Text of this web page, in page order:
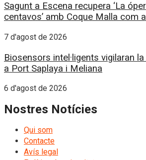
Sagunt a Escena recupera ‘La
centavos’ amb Coque Malla com
7 d'agost de 2026
Biosensors intel·ligents vigilaran la
a Port Saplaya i Meliana
6 d'agost de 2026
Nostres Notícies
Qui som
Contacte
Avís legal